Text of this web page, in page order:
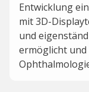
Entwicklung
mit 3D-
und
ermöglicht